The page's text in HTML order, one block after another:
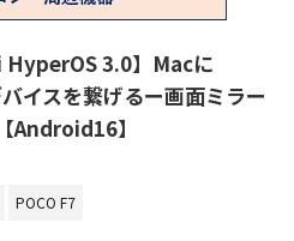
HyperOS 3.0】Macに
イスを繋げるー画面ミラー
】
POCO F7